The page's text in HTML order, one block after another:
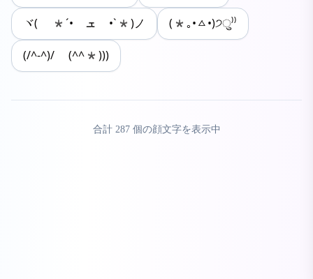
ヾ( *´• ܫ •`*)ノ (*｡•ㅿ•)੭ु⁾⁾
(/^-^)/ (^^*)))
合計 287個の顔文字を表示中